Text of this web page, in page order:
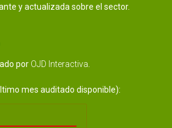
y actualizada sobre el sector.
por OJD Interactiva.
mes auditado disponible):